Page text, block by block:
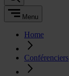
Menu
Home
Conférenciers